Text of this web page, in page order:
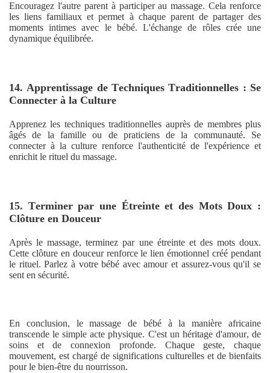
Encouragez l'autre parent à participer au massage. Cela renforce
les liens familiaux et permet à chaque parent de partager des
moments intimes avec le bébé. L'échange de rôles crée une
dynamique équilibrée.
14. Apprentissage de Techniques Traditionnelles : Se
Connecter à la Culture
Apprenez les techniques traditionnelles auprès de membres plus
âgés de la famille ou de praticiens de la communauté. Se
connecter à la culture renforce l'authenticité de l'expérience et
enrichit le rituel du massage.
15. Terminer par une Étreinte et des Mots Doux :
Clôture en Douceur
Après le massage, terminez par une étreinte et des mots doux.
Cette clôture en douceur renforce le lien émotionnel créé pendant
le rituel. Parlez à votre bébé avec amour et assurez-vous qu'il se
sent en sécurité.
En conclusion, le massage de bébé à la manière africaine
transcende le simple acte physique. C'est un héritage d'amour, de
soins et de connexion profonde. Chaque geste, chaque
mouvement, est chargé de significations culturelles et de bienfaits
pour le bien-être du nourrisson.